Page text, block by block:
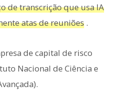
de transcrição que usa IA
atas de reuniões .
de capital de risco
Nacional de Ciência e